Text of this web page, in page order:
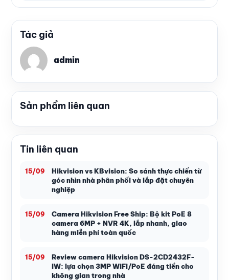
Tác giả
admin
Sản phẩm liên quan
Tin liên quan
15/09
Hikvision vs KBvision: So sánh thực chiến từ
góc nhìn nhà phân phối và lắp đặt chuyên
nghiệp
15/09
Camera Hikvision Free Ship: Bộ kit PoE 8
camera 6MP + NVR 4K, lắp nhanh, giao
hàng miễn phí toàn quốc
15/09
Review camera Hikvision DS-2CD2432F-
IW: lựa chọn 3MP WiFi/PoE đáng tiền cho
không gian trong nhà